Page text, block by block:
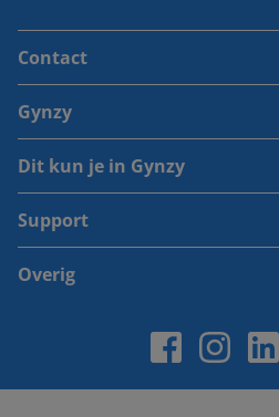
Contact
Gynzy
Dit kun je in Gynzy
Support
Overig